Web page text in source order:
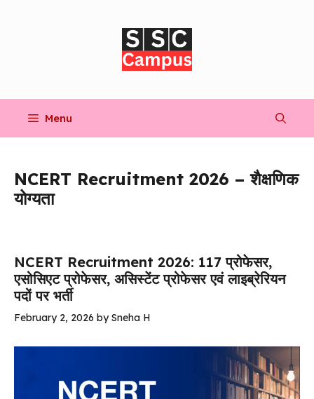
Menu
NCERT Recruitment 2026 – शैक्षणिक
योग्यता
NCERT Recruitment 2026: 117 प्रोफेसर,
एसोसिएट प्रोफेसर, असिस्टेंट प्रोफेसर एवं लाइब्रेरियन
पदों पर भर्ती
February 2, 2026 bySneha H